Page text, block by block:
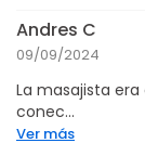
Andres C
09/09/2024
La masajista
conec...
Ver más